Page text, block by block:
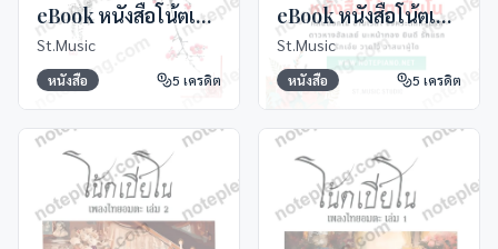
eBook หนังสือโน้ตเปียโนเพลงจีน
St.Music
หนังสือ 5 เครดิต
eBook หนังสือโน้ตเปียโนนิยามรัก 2024
St.Music
หนังสือ 5 เครดิต